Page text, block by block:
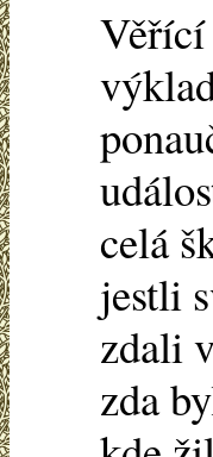
Věřící
celá
jestli
zdali
zda